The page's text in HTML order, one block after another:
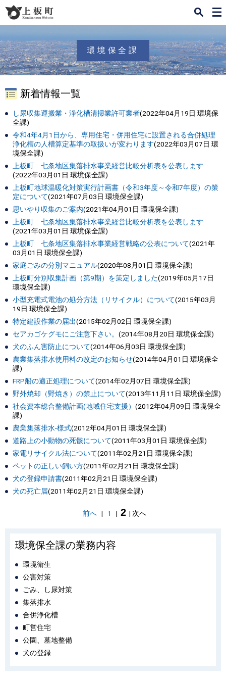
ュ
ー
環境保全課
新着情報一覧
し尿収集運搬業・浄化槽清掃業許可業者(2022年04月19日 環境保
全課)
令和4年4月1日から、専用住宅・併用住宅に設置される合併処理
浄化槽の人槽算定基準の取扱いが変わります(2022年03月07日 環
境保全課)
上板町 七条地区集落排水事業経営比較分析表を公表します
(2022年03月01日 環境保全課)
上板町地球温暖化対策実行計画書（令和3年度～令和7年度）の策
定について(2021年07月03日 環境保全課)
思いやり収集のご案内(2021年04月01日 環境保全課)
上板町 七条地区集落排水事業経営比較分析表を公表します
(2021年03月01日 環境保全課)
上板町 七条地区集落排水事業経営戦略の公表について(2021年
03月01日 環境保全課)
家庭ごみの分別マニュアル(2020年08月01日 環境保全課)
上板町分別収集計画（第9期）を策定しました(2019年05月17日
環境保全課)
小型充電式電池の処分方法（リサイクル）について(2015年03月
19日 環境保全課)
特定建設作業の届出(2015年02月02日 環境保全課)
セアカゴケグモにご注意下さい。 (2014年08月20日 環境保全課)
犬のふん害防止について(2014年06月03日 環境保全課)
農業集落排水使用料の改定のお知らせ(2014年04月01日 環境保全
課)
FRP船の適正処理について(2014年02月07日 環境保全課)
野外焼却（野焼き）の禁止について(2013年11月11日 環境保全課)
社会資本総合整備計画(地域住宅支援） (2012年04月09日 環境保全
課)
農業集落排水-様式(2012年04月01日 環境保全課)
道路上の小動物の死骸について(2011年03月01日 環境保全課)
家電リサイクル法について(2011年02月21日 環境保全課)
ペットの正しい飼い方(2011年02月21日 環境保全課)
犬の登録申請書(2011年02月21日 環境保全課)
犬の死亡届(2011年02月21日 環境保全課)
前へ | 1 | 2 | 次へ
環境保全課の業務内容
環境衛生
公害対策
ごみ、し尿対策
集落排水
合併浄化槽
町営住宅
公園、墓地整備
犬の登録